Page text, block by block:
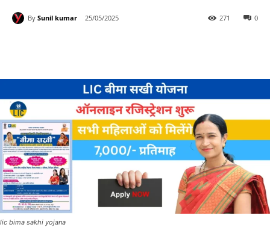
By Sunil kumar 25/05/2025 0
271
lic bima sakhi yojana